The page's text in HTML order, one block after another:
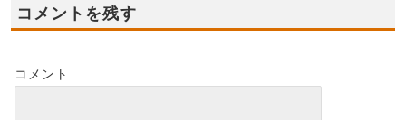
コメントを残す
コメント